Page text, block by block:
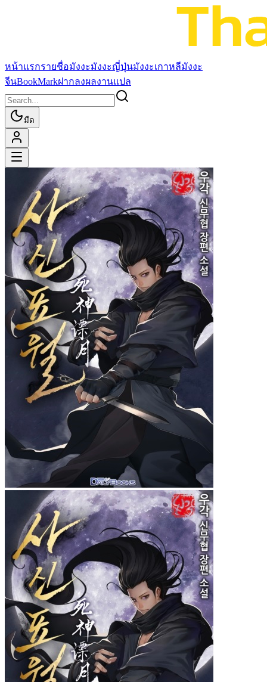
หน้าแรกรายชื่อมังงะมังงะญี่ปุ่นมังงะเกาหลีมังงะ
จีนBookMarkฝากลงผลงานแปล
มืด